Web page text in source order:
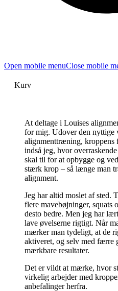
Open mobile menuClose mobile
Kurv
At deltage i Louises
for mig. Udover den nyttige
alignmenttræning, kroppens
indså jeg, hvor
skal til for at opbygge og
stærk krop – så længe man
alignment.
Jeg har altid moslet af sted.
flere mavebøjninger, squats
desto bedre. Men jeg har
lave øvelserne rigtigt. Når
mærker man tydeligt, at de
aktiveret, og selv med færre
mærkbare resultater.
Det er vildt at mærke, hvor
virkelig arbejder med
anbefalinger herfra.